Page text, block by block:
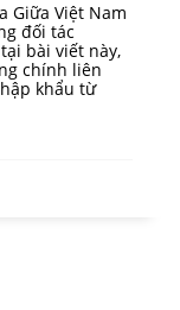
Giữa Việt Nam
đối tác
bài viết này,
chính liên
khẩu từ